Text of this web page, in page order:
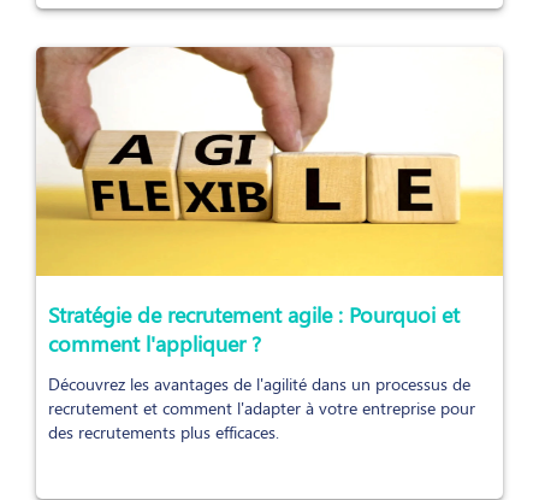
Stratégie de recrutement agile : Pourquoi et
comment l'appliquer ?
Découvrez les avantages de l'agilité dans un processus de
recrutement et comment l'adapter à votre entreprise pour
des recrutements plus efficaces.